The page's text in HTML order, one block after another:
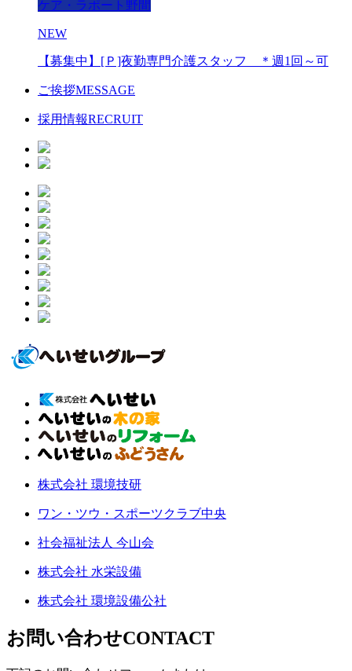
ケア・ラポート野間
NEW
【募集中】[Ｐ]夜勤専門介護スタッフ ＊週1回～可
ご挨拶MESSAGE
採用情報RECRUIT
株式会社 環境技研
ワン・ツウ・スポーツクラブ中央
社会福祉法人 今山会
株式会社 水栄設備
株式会社 環境設備公社
お問い合わせCONTACT